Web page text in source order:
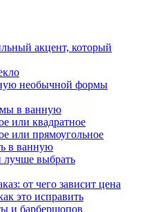
акцент, который
необычной формы
в ванную
или квадратное
или прямоугольное
в ванную
лучше выбрать
от чего зависит цена
это исправить
и барбершопов